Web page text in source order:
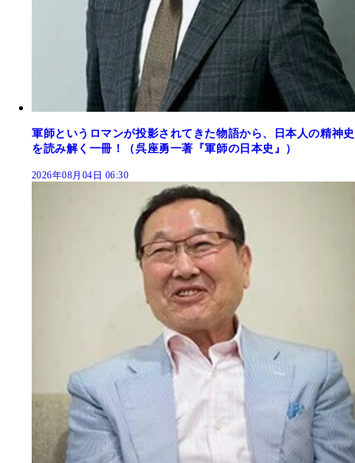
軍師というロマンが投影されてきた物語から、日本人の精神史
を読み解く一冊！（呉座勇一著『軍師の日本史』）
2026年08月04日 06:30